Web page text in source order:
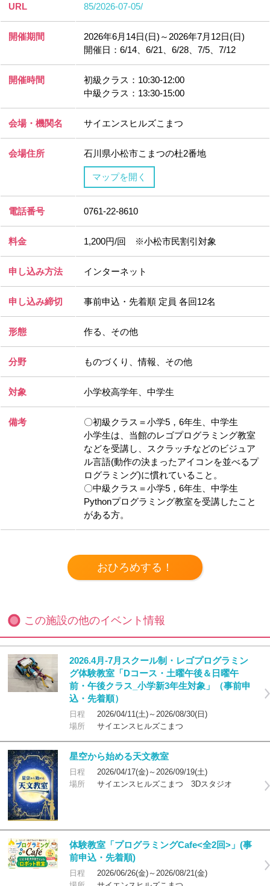
URL
85/2026-07-05/
開催期間
2026年6月14日(日)～2026年7月12日(日)
開催日：6/14、6/21、6/28、7/5、7/12
開催時間
初級クラス：10:30-12:00
中級クラス：13:30-15:00
会場・機関名 サイエンスヒルズこまつ
会場住所 石川県小松市こまつの杜2番地
マップを開く
電話番号 0761-22-8610
料金 1,200円/回 ※小松市民割引対象
申し込み方法 インターネット
申し込み締切 事前申込・先着順 定員 各回12名
形態 作る、その他
分野 ものづくり、情報、その他
対象 小学校高学年、中学生
備考
〇初級クラス＝小学5，6年生、中学生
小学生は、当館のレゴプログラミング教室
などを受講し、スクラッチなどのビジュア
ル言語(動作の決まったアイコンを並べるプ
ログラミング)に慣れていること。
〇中級クラス＝小学5，6年生、中学生
Pythonプログラミング教室を受講したこと
がある方。
この施設の他のイベント情報
2026.4月-7月スクール制・レゴプログラミン
グ体験教室「Dコース・土曜午後＆日曜午
前・午後クラス_小学新3年生対象」（事前申
込・先着順）
日程
2026/04/11(土)～2026/08/30(日)
場所
サイエンスヒルズこまつ
星空から始める天文教室
日程
2026/04/17(金)～2026/09/19(土)
場所
サイエンスヒルズこまつ 3Dスタジオ
体験教室「プログラミングCafe<全2回>」(事
前申込・先着順)
日程
2026/06/26(金)～2026/08/21(金)